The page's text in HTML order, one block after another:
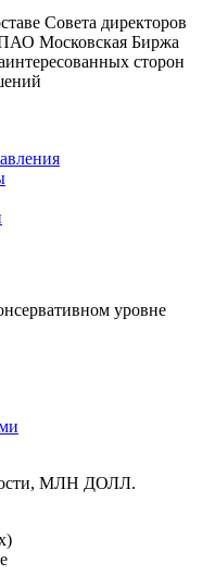
Совета директоров
ПАО Московская Биржа
сторон
уровне
МЛН ДОЛЛ.